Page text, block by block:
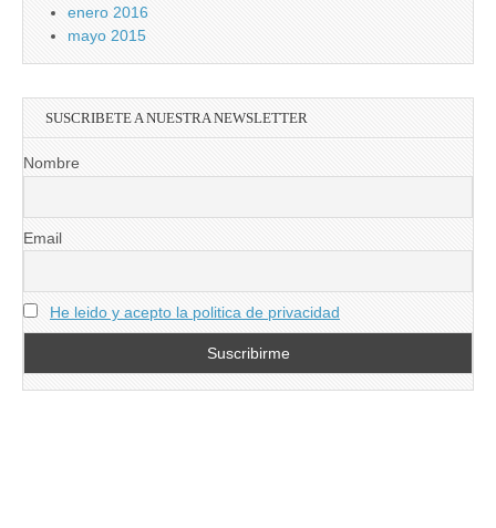
enero 2016
mayo 2015
SUSCRIBETE A NUESTRA NEWSLETTER
Nombre
Email
He leido y acepto la politica de privacidad